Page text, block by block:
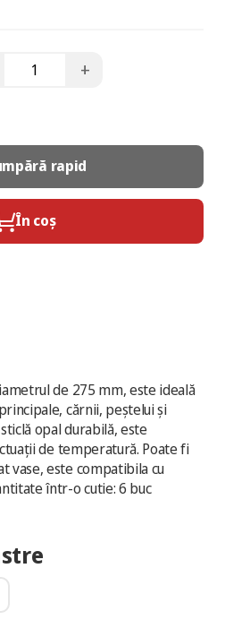
+
rapid
În coș
de 275 mm, este ideală
cărnii, peștelui și
opal durabilă, este
de temperatură. Poate fi
vase, este compatibila cu
într-o cutie: 6 buc